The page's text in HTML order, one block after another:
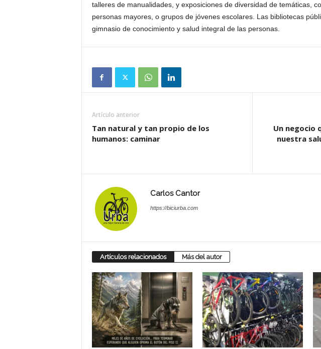
talleres de manualidades, y exposiciones de diversidad de temáticas,
personas mayores, o grupos de jóvenes escolares. Las bibliotecas
gimnasio de conocimiento y salud integral de las personas.
Artículo anterior
Tan natural y tan propio de los
humanos: caminar
Un negocio
nuestra
Carlos Cantor
https://biciurba.com
Artículos relacionados Más del autor